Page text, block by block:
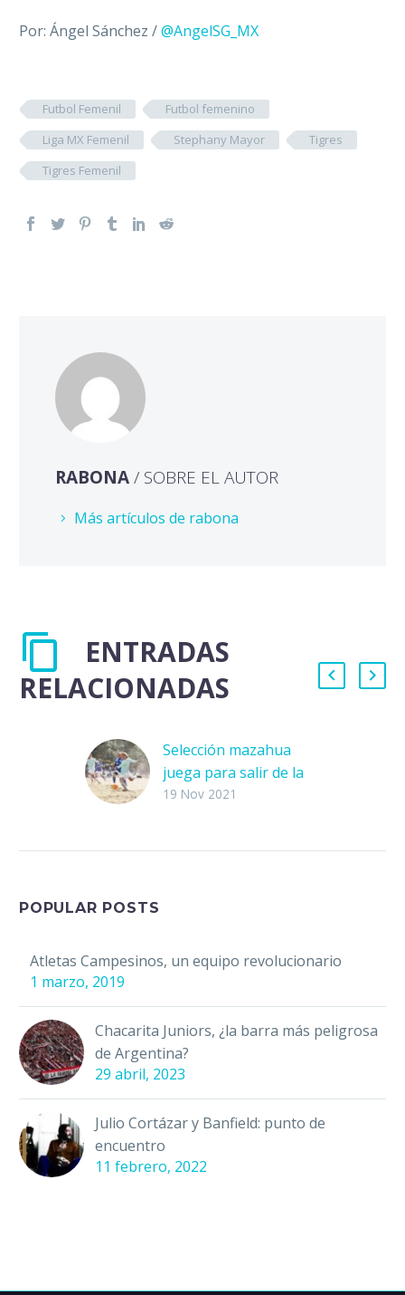
Por: Ángel Sánchez /@AngelSG_MX
Futbol Femenil
Futbol femenino
Liga MX Femenil
Stephany Mayor
Tigres
Tigres Femenil
RABONA/ SOBRE EL AUTOR
Más artículos de rabona
ENTRADAS
RELACIONADAS
Selección mazahua
juega para salir de la
violencia en el Estado
Estado de México:
terminar la…
19 Nov 2021
POPULAR POSTS
Atletas Campesinos, un equipo revolucionario
1 marzo, 2019
Chacarita Juniors, ¿la barra más peligrosa
de Argentina?
29 abril, 2023
Julio Cortázar y Banfield: punto de
encuentro
11 febrero, 2022